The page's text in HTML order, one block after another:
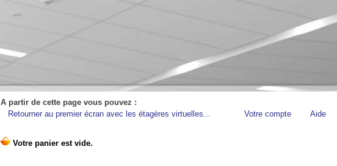
A partir de cette page vous pouvez :
Retourner au premier écran avec les étagères virtuelles...
Votre compte Aide